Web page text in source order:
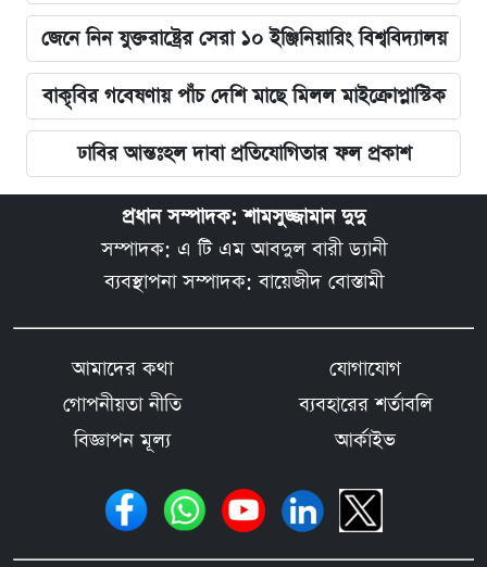
জেনে নিন যুক্তরাষ্ট্রের সেরা ১০ ইঞ্জিনিয়ারিং বিশ্ববিদ্যালয়
বাকৃবির গবেষণায় পাঁচ দেশি মাছে মিলল মাইক্রোপ্লাস্টিক
ঢাবির আন্তঃহল দাবা প্রতিযোগিতার ফল প্রকাশ
প্রধান সম্পাদক: শামসুজ্জামান দুদু
সম্পাদক: এ টি এম আবদুল বারী ড্যানী
ব্যবস্থাপনা সম্পাদক: বায়েজীদ বোস্তামী
আমাদের কথা
যোগাযোগ
গোপনীয়তা নীতি
ব্যবহারের শর্তাবলি
বিজ্ঞাপন মূল্য
আর্কাইভ